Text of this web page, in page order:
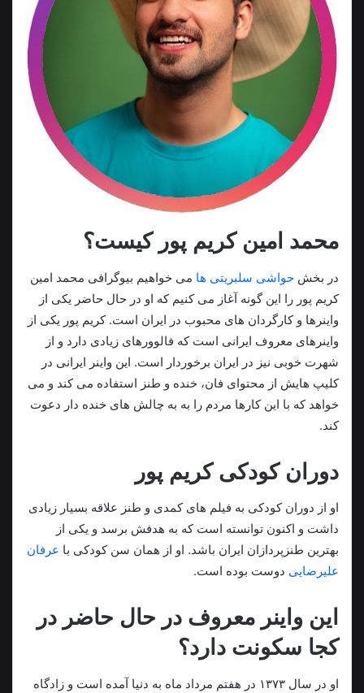
محمد امین کریم پور کیست؟
در بخش حواشی سلبریتی ها می خواهیم بیوگرافی محمد امین
کریم پور را این گونه آغاز می کنیم که او در حال حاضر یکی از
واینرها و کارگردان های محبوب در ایران است. کریم پور یکی از
واینرهای معروف ایرانی است که فالوورهای زیادی دارد و از
شهرت خوبی نیز در ایران برخوردار است. این واینر ایرانی در
کلیپ هایش از محتوای فان، خنده و طنز استفاده می‌ کند و می‌
خواهد که با این کارها مردم را به به چالش های خنده دار دعوت
کند.
دوران کودکی کریم پور
او از دوران کودکی به فیلم های کمدی و طنز علاقه بسیار زیادی
داشت و اکنون توانسته است که به هدفش برسد و یکی از
بهترین طنزپردازان ایران باشد. او از همان سن کودکی با عرفان
علیرضایی دوست بوده است.
این واینر معروف در حال حاضر در
کجا سکونت دارد؟
او در سال ۱۳۷۳ در هفتم مرداد ماه به دنیا آمده است و زادگاه